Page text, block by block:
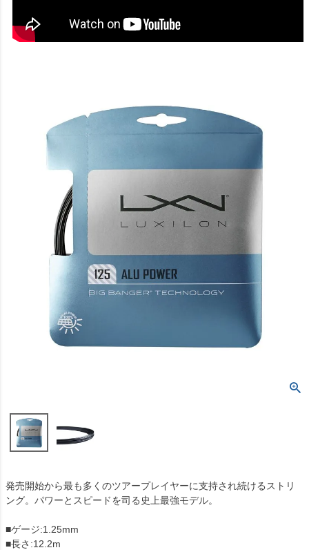
発売開始から最も多くのツアープレイヤーに支持され続けるストリ
ング。パワーとスピードを司る史上最強モデル。
■ゲージ:1.25mm
■長さ:12.2m